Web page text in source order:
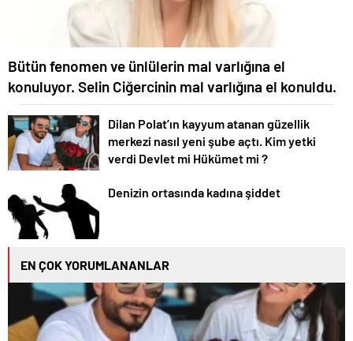
Bütün fenomen ve ünlülerin mal varlığına el
konuluyor. Selin Ciğercinin mal varlığına el konuldu.
Dilan Polat’ın kayyum atanan güzellik
merkezi nasıl yeni şube açtı. Kim yetki
verdi Devlet mi Hükümet mi ?
Denizin ortasında kadına şiddet
EN ÇOK YORUMLANANLAR